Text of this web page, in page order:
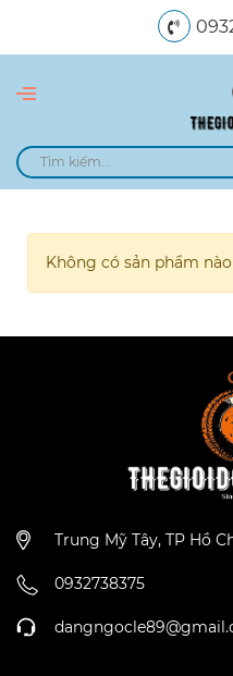
Không có sản phẩm
Trung Mỹ Tây, TP Hồ
0932738375